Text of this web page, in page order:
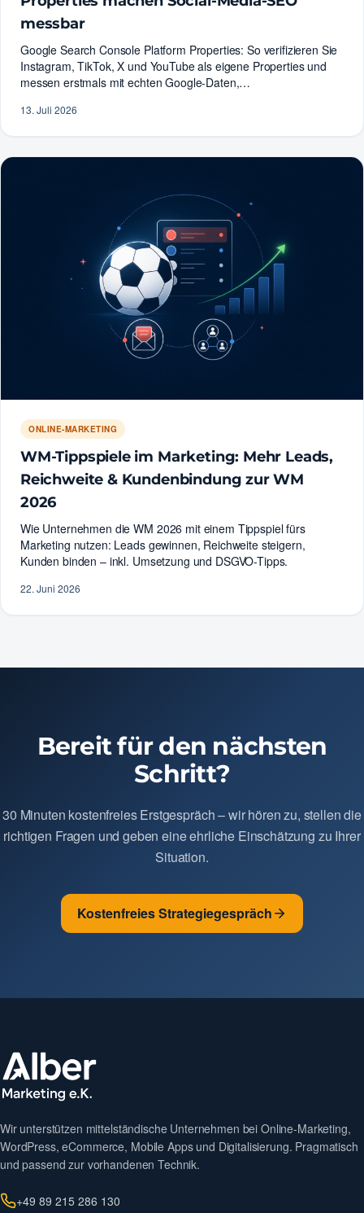
messbar
Google Search Console Platform Properties: So verifizieren Sie
Instagram, TikTok, X und YouTube als eigene Properties und
messen erstmals mit echten Google-Daten,…
13. Juli 2026
ONLINE-MARKETING
WM-Tippspiele im Marketing: Mehr Leads,
Reichweite & Kundenbindung zur WM
2026
Wie Unternehmen die WM 2026 mit einem Tippspiel fürs
Marketing nutzen: Leads gewinnen, Reichweite steigern,
Kunden binden – inkl. Umsetzung und DSGVO-Tipps.
22. Juni 2026
Bereit für den nächsten
Schritt?
30 Minuten kostenfreies Erstgespräch – wir hören zu, stellen die
richtigen Fragen und geben eine ehrliche Einschätzung zu Ihrer
Situation.
Kostenfreies Strategiegespräch
Wir unterstützen mittelständische Unternehmen bei Online-Marketing,
WordPress, eCommerce, Mobile Apps und Digitalisierung. Pragmatisch
und passend zur vorhandenen Technik.
+49 89 215 286 130